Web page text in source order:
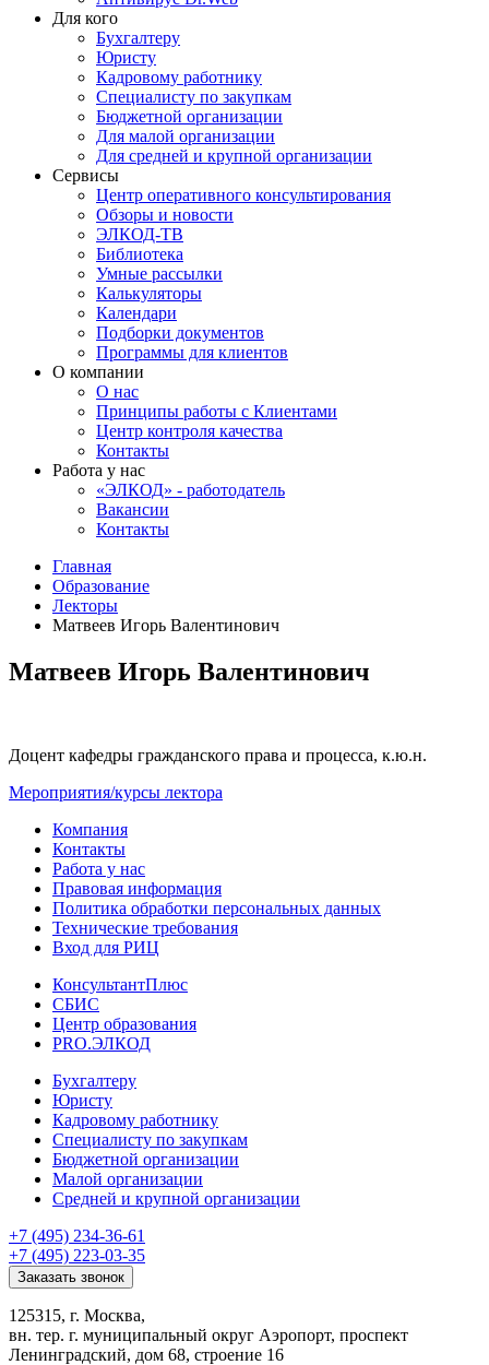
Для кого
Бухгалтеру
Юристу
Кадровому работнику
Специалисту по закупкам
Бюджетной организации
Для малой организации
Для средней и крупной организации
Сервисы
Центр оперативного консультирования
Обзоры и новости
ЭЛКОД-ТВ
Библиотека
Умные рассылки
Калькуляторы
Календари
Подборки документов
Программы для клиентов
О компании
О нас
Принципы работы с Клиентами
Центр контроля качества
Контакты
Работа у нас
«ЭЛКОД» - работодатель
Вакансии
Контакты
Главная
Образование
Лекторы
Матвеев Игорь Валентинович
Матвеев Игорь Валентинович
Доцент кафедры гражданского права и процесса, к.ю.н.
Мероприятия/курсы лектора
Компания
Контакты
Работа у нас
Правовая информация
Политика обработки персональных данных
Технические требования
Вход для РИЦ
КонсультантПлюс
СБИС
Центр образования
PRO.ЭЛКОД
Бухгалтеру
Юристу
Кадровому работнику
Специалисту по закупкам
Бюджетной организации
Малой организации
Средней и крупной организации
+7 (495) 234-36-61
+7 (495) 223-03-35
Заказать звонок
125315, г. Москва,
вн. тер. г. муниципальный округ Аэропорт, проспект
Ленинградский, дом 68, строение 16